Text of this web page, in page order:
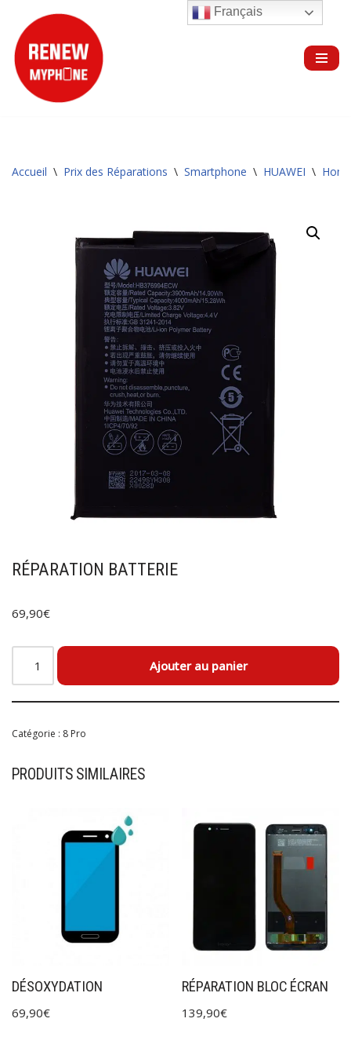
Aller
au
contenu
Accueil \ Prix des Réparations \ Smartphone \ HUAWEI \
RÉPARATION BATTERIE
69,90€
Ajouter au panier
Catégorie : 8 Pro
PRODUITS SIMILAIRES
DÉSOXYDATION
69,90€
RÉPARATION BLOC ÉCRAN
139,90€
Français